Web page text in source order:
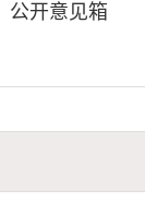
公开意见箱